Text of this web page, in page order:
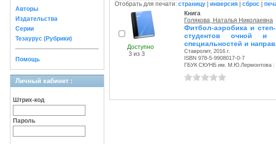
Авторы
Издательства
Серии
Тезаурус (Рубрики)
Помощь
Личный кабинет :
Штрих-код
Пароль
Отобрать для печати: страницу инверсия сброс
Доступно
3 из 3
Книга
Голякова, Наталья Николаевна
Фитбол-аэробика и
студентов очной и
специальностей и
Ставролит, 2016 г.
ISBN 978-5-9908017-0-7
ГБУК СКУНБ им. М.Ю.Лермонтова